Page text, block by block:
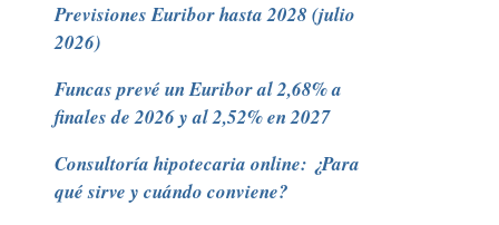
Previsiones Euribor hasta 2028 (julio
2026)
Funcas prevé un Euribor al 2,68% a
finales de 2026 y al 2,52% en 2027
Consultoría hipotecaria online: ¿Para
qué sirve y cuándo conviene?